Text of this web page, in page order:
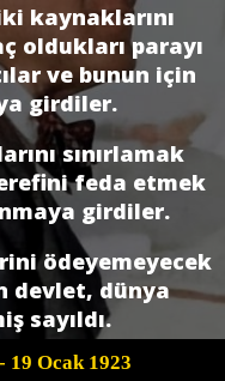
kaynaklarını
oldukları parayı
ve bunun için
girdiler.
sınırlamak
feda etmek
girdiler.
ödeyemeyecek
devlet, dünya
sayıldı.
19 Ocak 1923